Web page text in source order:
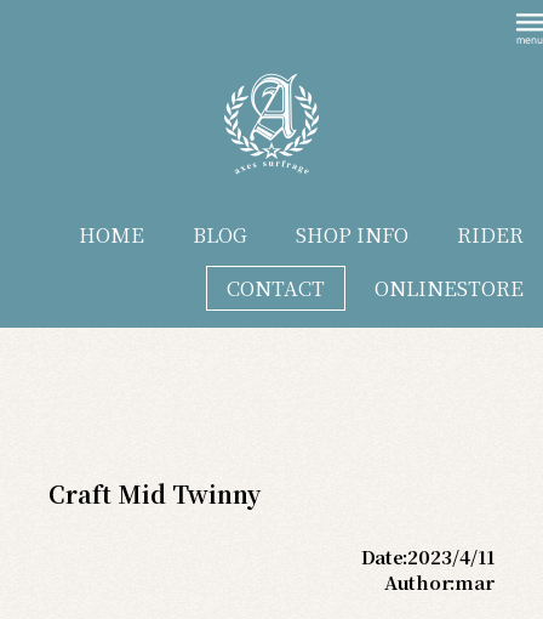
HOME BLOG SHOP INFO
RIDER
CONTACT
ONLINESTORE
Craft Mid Twinny
Date:2023/4/11
Author:mar